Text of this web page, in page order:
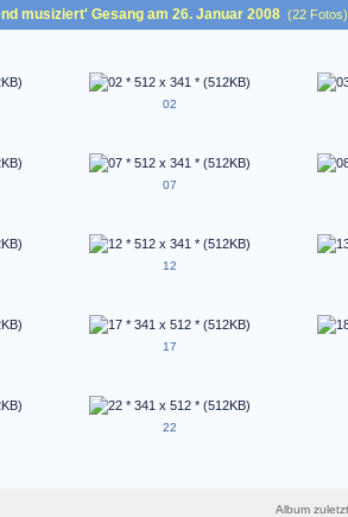
musiziert' Gesang am 26. Januar 2008 (22 Fotos)
02
07
12
17
22
Album